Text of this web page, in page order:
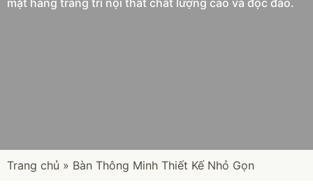
mặt hàng trang trí nội thất chất lượng cao và độc đáo.
Trang chủ » Bàn Thông Minh Thiết Kế Nhỏ Gọn